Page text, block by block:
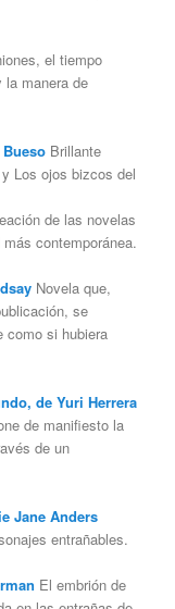
el tiempo
manera de
Brillante
Los ojos bizcos del
de las novelas
contemporánea.
Novela que,
se
como si hubiera
de Yuri Herrera
de manifiesto la
de un
Jane Anders
entrañables.
El embrión de